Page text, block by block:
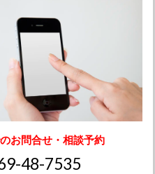
お問合せ・相談予約
48-7535